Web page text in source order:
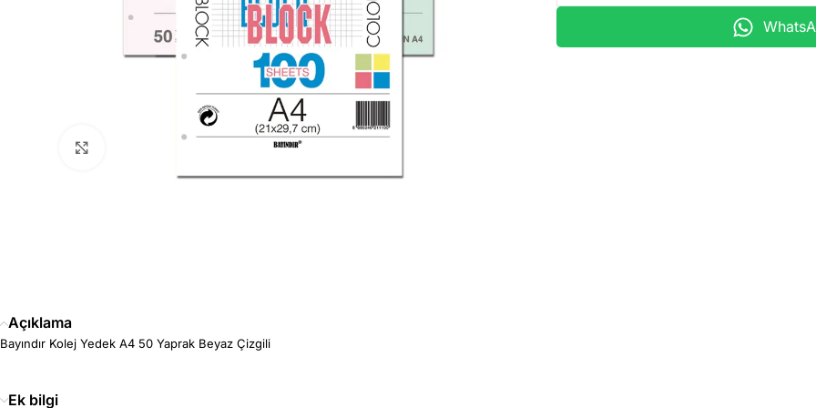
Açıklama
Bayındır Kolej Yedek A4 50 Yaprak Beyaz Çizgili
Ek bilgi